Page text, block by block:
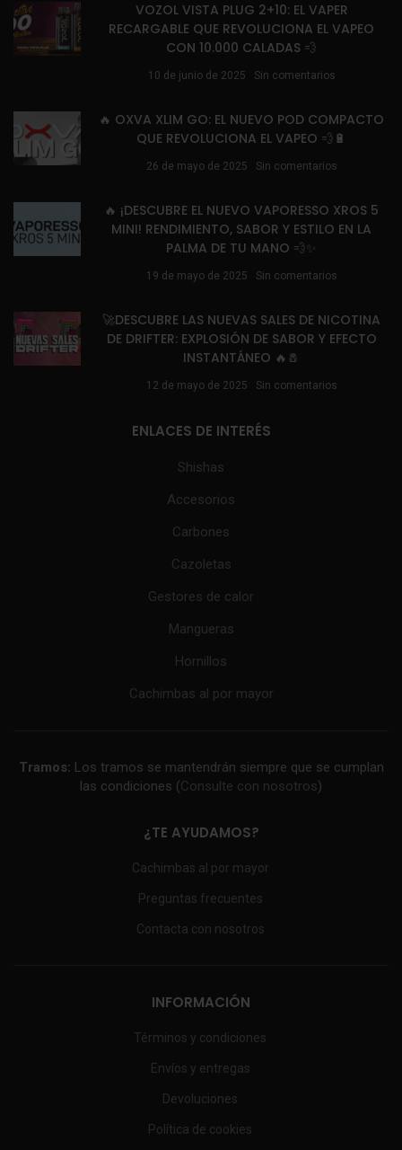
VOZOL VISTA PLUG 2+10: EL VAPER
RECARGABLE QUE REVOLUCIONA EL VAPEO
CON 10.000 CALADAS 💨
10 de junio de 2025 Sin comentarios
🔥 OXVA XLIM GO: EL NUEVO POD COMPACTO
QUE REVOLUCIONA EL VAPEO 💨🔋
26 de mayo de 2025 Sin comentarios
🔥 ¡DESCUBRE EL NUEVO VAPORESSO XROS 5
MINI! RENDIMIENTO, SABOR Y ESTILO EN LA
PALMA DE TU MANO 💨✨
19 de mayo de 2025 Sin comentarios
🚀DESCUBRE LAS NUEVAS SALES DE NICOTINA
DE DRIFTER: EXPLOSIÓN DE SABOR Y EFECTO
INSTANTÁNEO 🔥🧂
12 de mayo de 2025 Sin comentarios
ENLACES DE INTERÉS
Shishas
Accesorios
Carbones
Cazoletas
Gestores de calor
Mangueras
Hornillos
Cachimbas al por mayor
Tramos: Los tramos se mantendrán siempre que se cumplan
las condiciones (Consulte con nosotros)
¿TE AYUDAMOS?
Cachimbas al por mayor
Preguntas frecuentes
Contacta con nosotros
INFORMACIÓN
Términos y condiciones
Envíos y entregas
Devoluciones
Política de cookies